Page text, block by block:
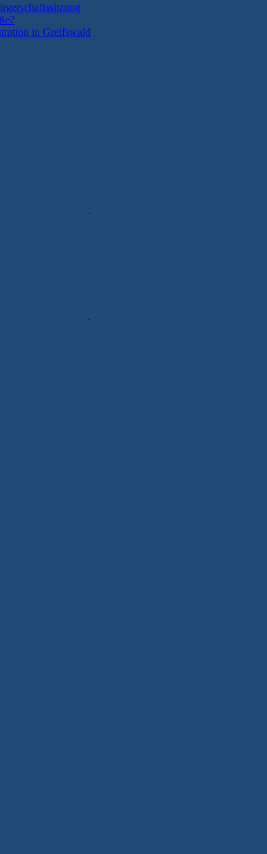
in Greifswald